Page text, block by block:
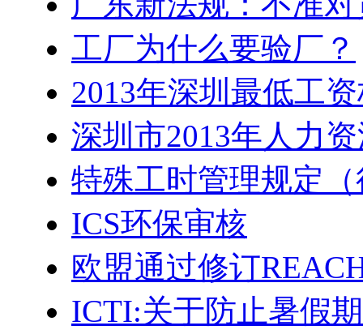
工厂为什么要验厂？
2013年深圳最低工
深圳市2013年人力
特殊工时管理规定
ICS环保审核
欧盟通过修订
ICTI:关于防止暑假